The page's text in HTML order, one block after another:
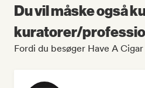
Du vil måske også
kuratorer/
Fordi du besøger Have A